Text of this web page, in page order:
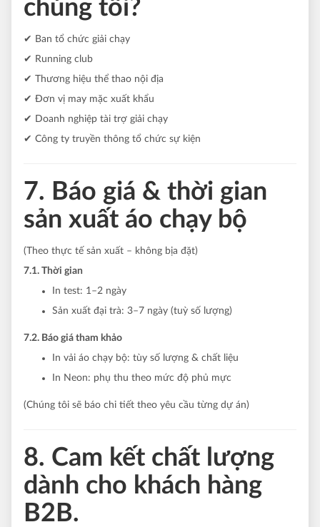
chúng tôi?
✔ Ban tổ chức giải chạy
✔ Running club
✔ Thương hiệu thể thao nội địa
✔ Đơn vị may mặc xuất khẩu
✔ Doanh nghiệp tài trợ giải chạy
✔ Công ty truyền thông tổ chức sự kiện
7. Báo giá & thời gian
sản xuất áo chạy bộ
(Theo thực tế sản xuất – không bịa đặt)
7.1. Thời gian
In test: 1–2 ngày
Sản xuất đại trà: 3–7 ngày (tuỳ số lượng)
7.2. Báo giá tham khảo
In vải áo chạy bộ: tùy số lượng & chất liệu
In Neon: phụ thu theo mức độ phủ mực
(Chúng tôi sẽ báo chi tiết theo yêu cầu từng dự án)
8. Cam kết chất lượng
dành cho khách hàng
B2B.